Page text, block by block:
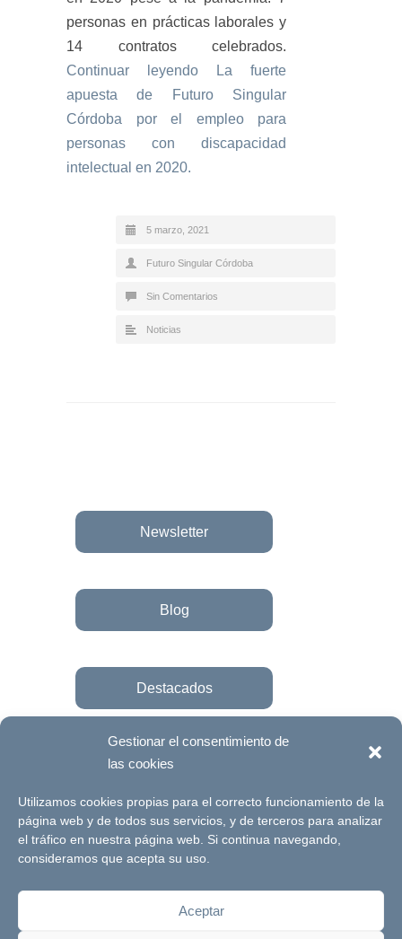
Gestionar el consentimiento de
las cookies
Utilizamos cookies propias para el correcto funcionamiento de la
página web y de todos sus servicios, y de terceros para analizar
el tráfico en nuestra página web. Si continua navegando,
consideramos que acepta su uso.
Aceptar
personas en prácticas laborales y
14 contratos celebrados.
Continuar leyendo La fuerte
apuesta de Futuro Singular
Córdoba por el empleo para
personas con discapacidad
intelectual en 2020.
5 marzo, 2021
Futuro Singular Córdoba
Sin Comentarios
Noticias
Newsletter
Blog
Destacados
Únete a la fundación
© Futuro Singular Córdoba 2017. Web
desarrollada por
Aviso Legal